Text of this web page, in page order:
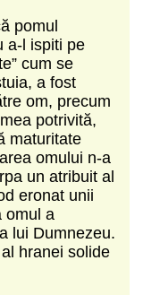
pomul
a-l ispiti pe
cum se
a fost
om, precum
potrivită,
maturitate
omului n-a
un atribuit al
eronat unii
omul a
lui Dumnezeu.
hranei solide